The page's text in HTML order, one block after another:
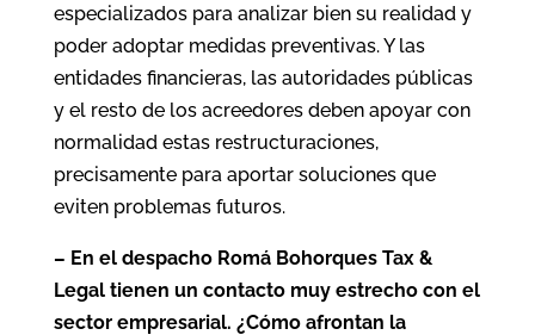
especializados para analizar bien su realidad y
poder adoptar medidas preventivas. Y las
entidades financieras, las autoridades públicas
y el resto de los acreedores deben apoyar con
normalidad estas restructuraciones,
precisamente para aportar soluciones que
eviten problemas futuros.
– En el despacho Romá Bohorques Tax &
Legal tienen un contacto muy estrecho con el
sector empresarial. ¿Cómo afrontan la